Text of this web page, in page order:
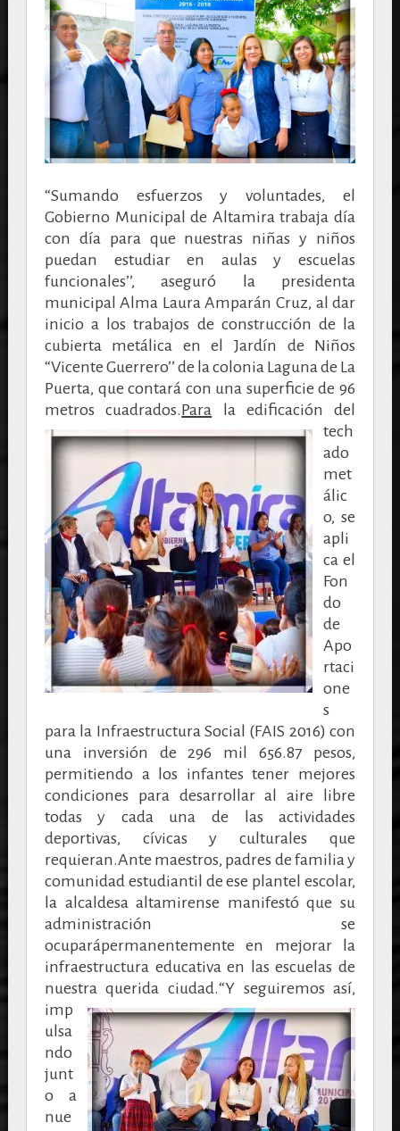
“Sumando esfuerzos y voluntades, el
Gobierno Municipal de Altamira trabaja día
con día para que nuestras niñas y niños
puedan estudiar en aulas y escuelas
funcionales’’, aseguró la presidenta
municipal Alma Laura Amparán Cruz, al dar
inicio a los trabajos de construcción de la
cubierta metálica en el Jardín de Niños
“Vicente Guerrero’’ de la colonia Laguna de La
Puerta, que contará con una superficie de 96
metros cuadrados.Para la edificación del
tech
ado
met
álic
o, se
apli
ca el
Fon
do
de
Apo
rtaci
one
s
para la Infraestructura Social (FAIS 2016) con
una inversión de 296 mil 656.87 pesos,
permitiendo a los infantes tener mejores
condiciones para desarrollar al aire libre
todas y cada una de las actividades
deportivas, cívicas y culturales que
requieran.Ante maestros, padres de familia y
comunidad estudiantil de ese plantel escolar,
la alcaldesa altamirense manifestó que su
administración se
ocuparápermanentemente en mejorar la
infraestructura educativa en las escuelas de
nuestra querida ciudad.“Y seguiremos así,
imp
ulsa
ndo
junt
o a
nue